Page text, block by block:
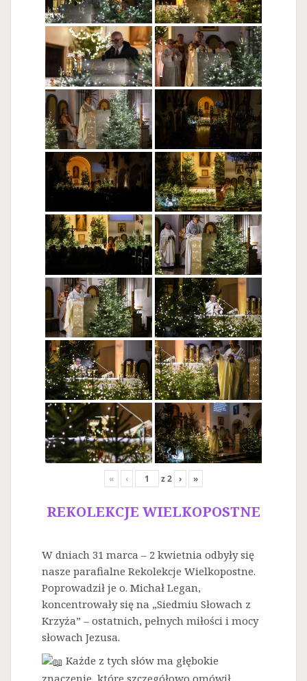
« ‹ z2 › »
REKOLEKCJE WIELKOPOSTNE
W dniach 31 marca – 2 kwietnia odbyły się
nasze parafialne Rekolekcje Wielkopostne.
Poprowadził je o. Michał Legan,
koncentrowały się na „Siedmiu Słowach z
Krzyża” – ostatnich, pełnych miłości i mocy
słowach Jezusa.
Każde z tych słów ma głębokie
znaczenie, które szczegółowo omówił